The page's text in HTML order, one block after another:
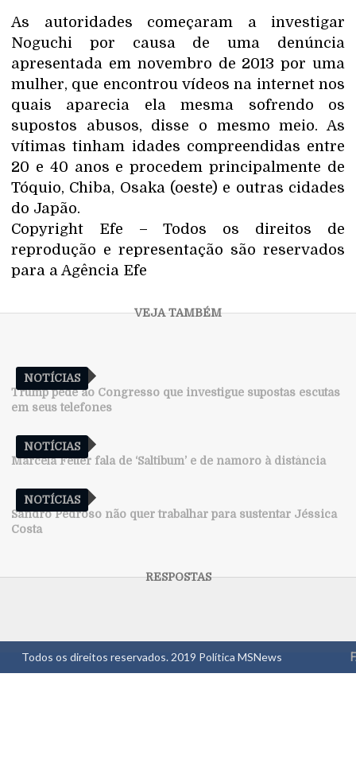
As autoridades começaram a investigar
Noguchi por causa de uma denúncia
apresentada em novembro de 2013 por uma
mulher, que encontrou vídeos na internet nos
quais aparecia ela mesma sofrendo os
supostos abusos, disse o mesmo meio. As
vítimas tinham idades compreendidas entre
20 e 40 anos e procedem principalmente de
Tóquio, Chiba, Osaka (oeste) e outras cidades
do Japão.
Copyright Efe – Todos os direitos de
reprodução e representação são reservados
para a Agência Efe
NOTÍCIAS
Trump pede ao Congresso que investigue supostas escutas
em seus telefones
NOTÍCIAS
Marcela Fetter fala de ‘Saltibum’ e de namoro à distância
NOTÍCIAS
Sandro Pedroso não quer trabalhar para sustentar Jéssica
Costa
Todos os direitos reservados. 2019 Política MSNews